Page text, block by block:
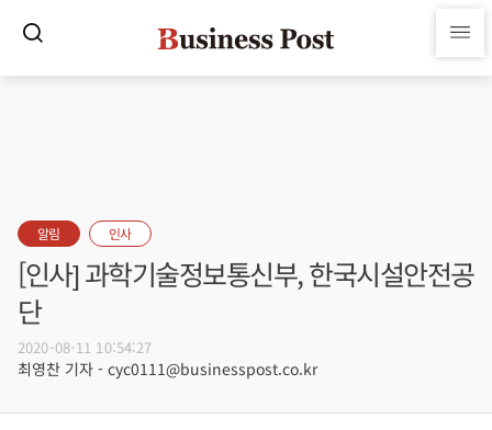
알림 인사
[인사] 과학기술정보통신부, 한국시설안전공
단
2020-08-11 10:54:27
최영찬 기자 - cyc0111@businesspost.co.kr